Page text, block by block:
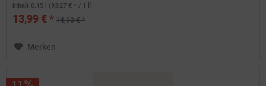
Inhalt 0.15 l (93,27 € * / 1 l)
13,99 € * 14,90 € *
Merken